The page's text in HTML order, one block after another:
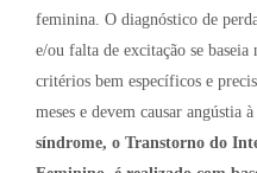
feminina. O diagnóstico de
e/ou falta de excitação se
critérios bem específicos e
meses e devem causar angústia
síndrome, o Transtorno do